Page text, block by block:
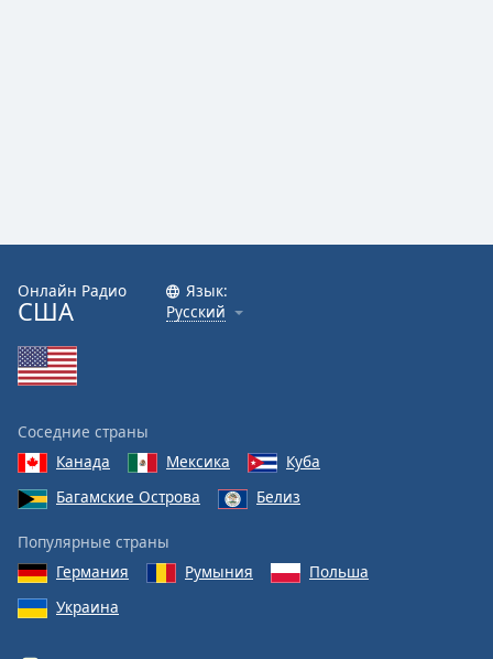
Онлайн Радио
США
Язык:
Русский
Соседние страны
Канада
Мексика
Куба
Багамские Острова
Белиз
Популярные страны
Германия
Румыния
Польша
Украина